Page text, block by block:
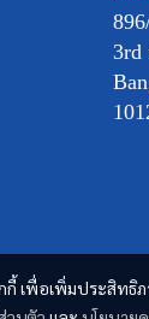
กี้ เพื่อเพิ่มประสิทธิ
3rd